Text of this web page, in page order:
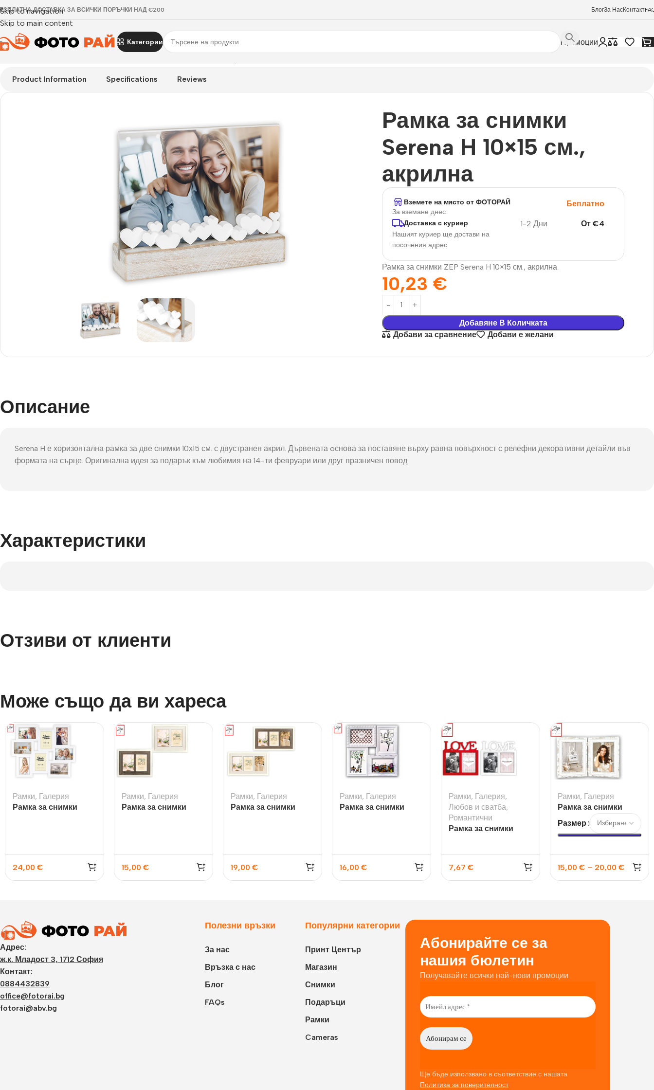
Skip to navigation
Skip to main content
ДОСТАВКА ЗА ВСИЧКИ ПОРЪЧКИ НАД €200 БлогЗа НасКонтакт
Категории
Постери
Стена
Подаръци
Фото пъзел 120
части
Промоции
Product Information Specifications Reviews
Рамка за снимки
Serena H 10×15 см.,
акрилна
Вземете на място от ФОТОРАЙ
За вземане днес
Беплатно
Доставка с куриер
Нашият куриер ще достави на
посочения адрес
1-2 Дни От €4
Рамка за снимки ZEP Serena H 10×15 см., акрилна
10,23€
Добавяне В Количката
Добави за сравнение
Добави е желани
Описание
Serena H е хоризонтална рамка за две снимки 10х15 см. с двустранен акрил. Дървената oснова за поставяне върху равна повърхност с релефни декоративни детайли във
формата на сърце. Оригинална идея за подарък към любимия на 14-ти февруари или друг празничен повод.
Характеристики
Отзиви от клиенти
Може също да ви хареса
Рамки, Галерия
Рамка за снимки
24,00 €
Рамки, Галерия
Рамка за снимки
15,00 €
Рамки, Галерия
Рамка за снимки
19,00 €
Рамки, Галерия
Рамка за снимки
16,00 €
Рамки, Галерия,
Любов и сватба,
Романтични
Рамка за снимки
7,67 €
Рамки, Галерия
Рамка за снимки
Saint Michel
Размер
15,00 € – 20,00 €
Адрес:
ж.к. Младост 3, 1712 София
Контакт:
0884432839
office@fotorai.bg
fotorai@abv.bg
Полезни връзки
За нас
Връзка с нас
Блог
FAQs
Популярни категории
Принт Център
Магазин
Снимки
Подаръци
Рамки
Cameras
Абонирайте се за
нашия бюлетин
Получавайте всички най-нови промоции.
Ще бъде използвано в съответствие с нашата
Политика за поверителност